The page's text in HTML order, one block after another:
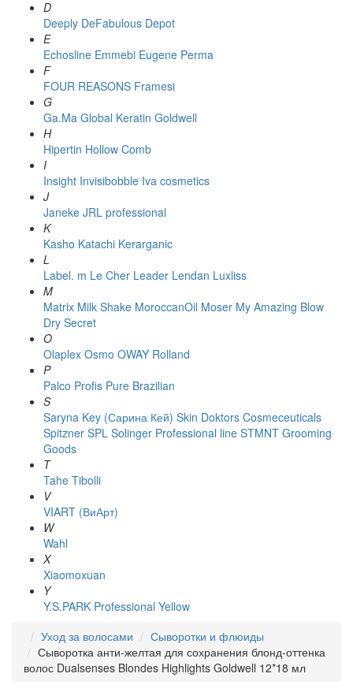
D
Deeply DeFabulous Depot
E
Echosline Emmebi Eugene Perma
F
FOUR REASONS Framesi
G
Ga.Ma Global Keratin Goldwell
H
Hipertin Hollow Comb
I
Insight Invisibobble Iva cosmetics
J
Janeke JRL professional
K
Kasho Katachi Kerarganic
L
Label. m Le Cher Leader Lendan Luxliss
M
Matrix Milk Shake MoroccanOil Moser My Amazing Blow
Dry Secret
O
Olaplex Osmo OWAY Rolland
P
Palco Profis Pure Brazilian
S
Saryna Key (Сарина Кей) Skin Doktors Cosmeceuticals
Spitzner SPL Solinger Professional line STMNT Grooming
Goods
T
Tahe Tibolli
V
VIART (ВиАрт)
W
Wahl
X
Xiaomoxuan
Y
Y.S.PARK Professional Yellow
Уход за волосами
Сыворотки и флюиды
Сыворотка анти-желтая для сохранения блонд-оттенка
волос Dualsenses Blondes Highlights Goldwell 12*18 мл